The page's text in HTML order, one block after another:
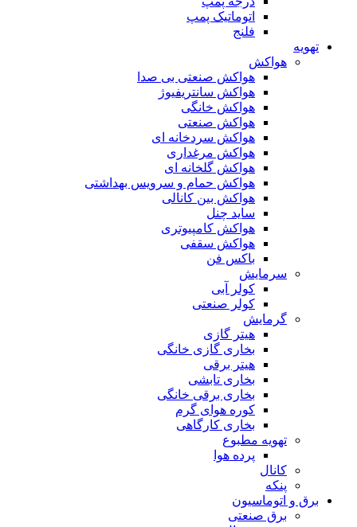
اتوماتیک پمپ
فلنج
تهویه
هواکش
هواکش صنعتی بی صدا
هواکش سانتریفیوژ
هواکش خانگی
هواکش صنعتی
هواکش سردخانه ای
هواکش مرغداری
هواکش گلخانه ای
هواکش حمام و سرویس بهداشتی
هواکش بین کانالی
ساید چنل
هواکش کامپیوتری
هواکش سقفی
باکس فن
سرمایش
کولر آبی
کولر صنعتی
گرمایش
هیتر گازی
بخاری گازی خانگی
هیتر برقی
بخاری تابشی
بخاری برقی خانگی
کوره هوای گرم
بخاری کارگاهی
تهویه مطبوع
پرده هوا
کانال
پنکه
برق و اتوماسیون
برق صنعتی